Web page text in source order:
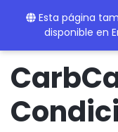
Esta página
disponible en